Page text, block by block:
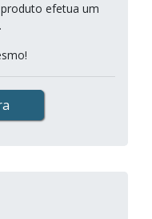
efetua um